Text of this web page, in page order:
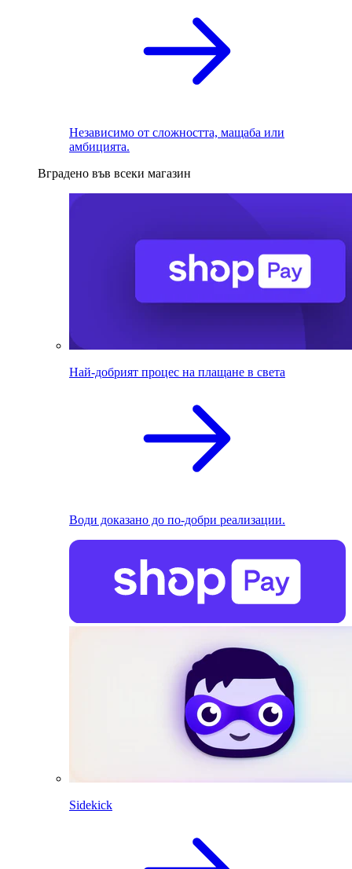
Независимо от сложността, мащаба или
амбицията.
Вградено във всеки магазин
Най-добрият процес на плащане в света
Води доказано до по-добри реализации.
Sidekick